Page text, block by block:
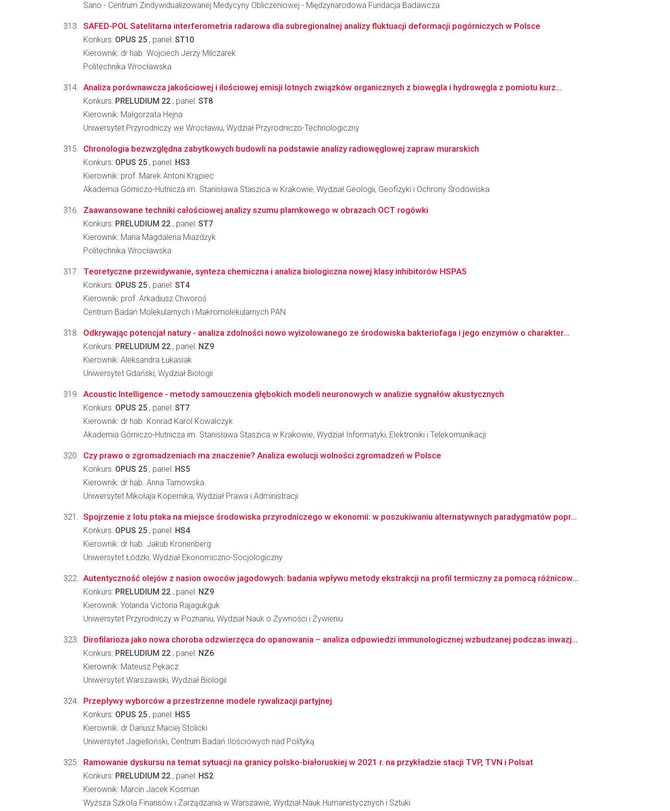
Sano - Centrum Zindywidualizowanej Medycyny Obliczeniowej - Międzynarodowa Fundacja Badawcza
SAFED-POL Satelitarna interferometria radarowa dla subregionalnej analizy fluktuacji deformacji pogórniczych w Polsce
Konkurs: OPUS 25 , panel: ST10
Kierownik: dr hab. Wojciech Jerzy Milczarek
Politechnika Wrocławska
Analiza porównawcza jakościowej i ilościowej emisji lotnych związków organicznych z biowęgla i hydrowęgla z pomiotu kurz...
Konkurs: PRELUDIUM 22 , panel: ST8
Kierownik: Małgorzata Hejna
Uniwersytet Przyrodniczy we Wrocławiu, Wydział Przyrodniczo-Technologiczny
Chronologia bezwzględna zabytkowych budowli na podstawie analizy radiowęglowej zapraw murarskich
Konkurs: OPUS 25 , panel: HS3
Kierownik: prof. Marek Antoni Krąpiec
Akademia Górniczo-Hutnicza im. Stanisława Staszica w Krakowie, Wydział Geologii, Geofizyki i Ochrony Środowiska
Zaawansowane techniki całościowej analizy szumu plamkowego w obrazach OCT rogówki
Konkurs: PRELUDIUM 22 , panel: ST7
Kierownik: Maria Magdalena Miażdżyk
Politechnika Wrocławska
Teoretyczne przewidywanie, synteza chemiczna i analiza biologiczna nowej klasy inhibitorów HSPA5
Konkurs: OPUS 25 , panel: ST4
Kierownik: prof. Arkadiusz Chworoś
Centrum Badań Molekularnych i Makromolekularnych PAN
Odkrywając potencjał natury - analiza zdolności nowo wyizolowanego ze środowiska bakteriofaga i jego enzymów o charakter...
Konkurs: PRELUDIUM 22 , panel: NZ9
Kierownik: Aleksandra Łukasiak
Uniwersytet Gdański, Wydział Biologii
Acoustic Intelligence - metody samouczenia głębokich modeli neuronowych w analizie sygnałów akustycznych
Konkurs: OPUS 25 , panel: ST7
Kierownik: dr hab. Konrad Karol Kowalczyk
Akademia Górniczo-Hutnicza im. Stanisława Staszica w Krakowie, Wydział Informatyki, Elektroniki i Telekomunikacji
Czy prawo o zgromadzeniach ma znaczenie? Analiza ewolucji wolności zgromadzeń w Polsce
Konkurs: OPUS 25 , panel: HS5
Kierownik: dr hab. Anna Tarnowska
Uniwersytet Mikołaja Kopernika, Wydział Prawa i Administracji
Spojrzenie z lotu ptaka na miejsce środowiska przyrodniczego w ekonomii: w poszukiwaniu alternatywnych paradygmatów popr...
Konkurs: OPUS 25 , panel: HS4
Kierownik: dr hab. Jakub Kronenberg
Uniwersytet Łódzki, Wydział Ekonomiczno-Socjologiczny
Autentyczność olejów z nasion owoców jagodowych: badania wpływu metody ekstrakcji na profil termiczny za pomocą różnicow...
Konkurs: PRELUDIUM 22 , panel: NZ9
Kierownik: Yolanda Victoria Rajagukguk
Uniwersytet Przyrodniczy w Poznaniu, Wydział Nauk o Żywności i Żywieniu
Dirofilarioza jako nowa choroba odzwierzęca do opanowania – analiza odpowiedzi immunologicznej wzbudzanej podczas inwazj...
Konkurs: PRELUDIUM 22 , panel: NZ6
Kierownik: Mateusz Pękacz
Uniwersytet Warszawski, Wydział Biologii
Przepływy wyborców a przestrzenne modele rywalizacji partyjnej
Konkurs: OPUS 25 , panel: HS5
Kierownik: dr Dariusz Maciej Stolicki
Uniwersytet Jagielloński, Centrum Badań Ilościowych nad Polityką
Ramowanie dyskursu na temat sytuacji na granicy polsko-białoruskiej w 2021 r. na przykładzie stacji TVP, TVN i Polsat
Konkurs: PRELUDIUM 22 , panel: HS2
Kierownik: Marcin Jacek Kosman
Wyższa Szkoła Finansów i Zarządzania w Warszawie, Wydział Nauk Humanistycznych i Sztuki